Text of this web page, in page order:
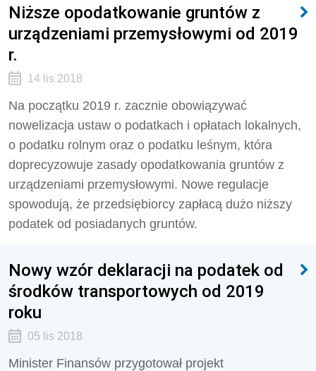
Niższe opodatkowanie gruntów z
urządzeniami przemysłowymi od 2019
r.
14 lis 2018
Na początku 2019 r. zacznie obowiązywać
nowelizacja ustaw o podatkach i opłatach lokalnych,
o podatku rolnym oraz o podatku leśnym, która
doprecyzowuje zasady opodatkowania gruntów z
urządzeniami przemysłowymi. Nowe regulacje
spowodują, że przedsiębiorcy zapłacą dużo niższy
podatek od posiadanych gruntów.
Nowy wzór deklaracji na podatek od
środków transportowych od 2019
roku
05 lis 2018
Minister Finansów przygotował projekt